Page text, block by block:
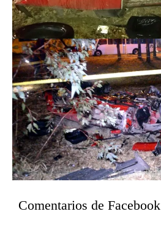
Comentarios de Facebook